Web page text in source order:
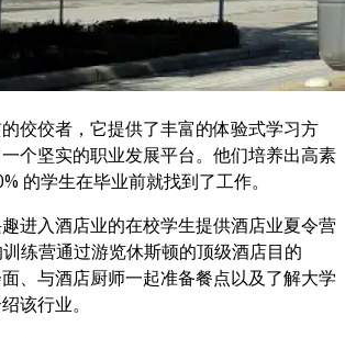
佼佼者，它提供了丰富的体验式学习方
个坚实的职业发展平台。他们培养出高素
的学生在毕业前就找到了工作。
进入酒店业的在校学生提供酒店业夏令营
练营通过游览休斯顿的顶级酒店目的
、与酒店厨师一起准备餐点以及了解大学
该行业。